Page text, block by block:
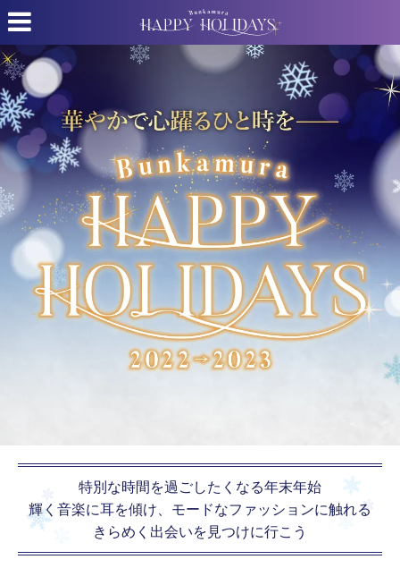
特別な時間を過ごしたくなる年末年始
輝く音楽に耳を傾け、モードなファッションに触れる
きらめく出会いを見つけに行こう